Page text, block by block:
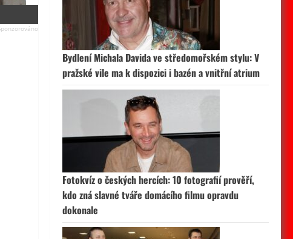
Bydlení Michala Davida ve středomořském stylu: V
pražské vile ma k dispozici i bazén a vnitřní atrium
Fotokvíz o českých hercích: 10 fotografií prověří,
kdo zná slavné tváře domácího filmu opravdu
dokonale